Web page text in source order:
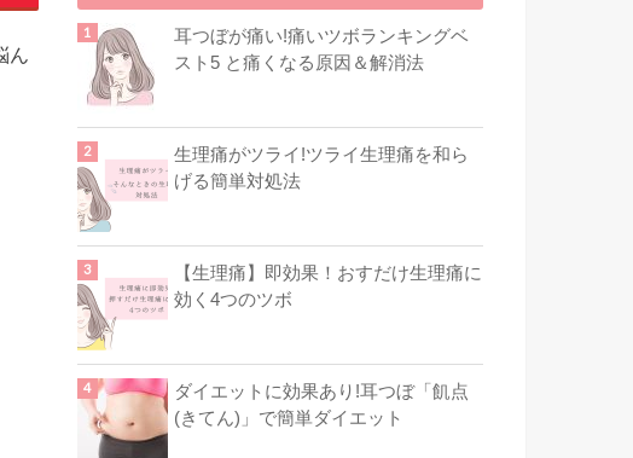
ん
耳つぼが痛い!痛いツボランキングベ
スト5 と痛くなる原因＆解消法
生理痛がツライ!ツライ生理痛を和ら
げる簡単対処法
【生理痛】即効果！おすだけ生理痛に
効く4つのツボ
ダイエットに効果あり!耳つぼ「飢点
(きてん)」で簡単ダイエット